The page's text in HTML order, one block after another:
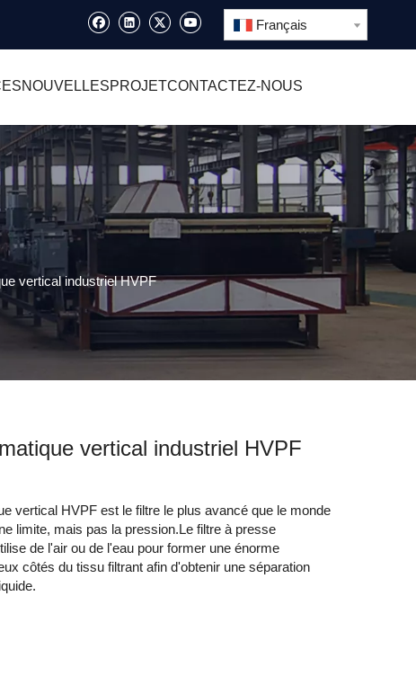
Français
NOUVELLESPROJETCONTACTEZ-NOUS
vertical industriel HVPF
vertical industriel HVPF
vertical HVPF est le filtre le plus avancé que le monde
limite, mais pas la pression.Le filtre à presse
de l'air ou de l'eau pour former une énorme
côtés du tissu filtrant afin d'obtenir une séparation